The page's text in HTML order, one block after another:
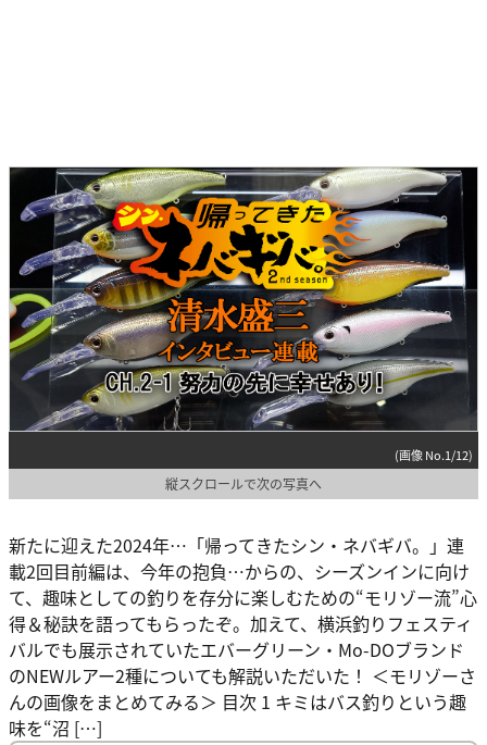
(画像 No.1/12)
縦スクロールで次の写真へ
新たに迎えた2024年…「帰ってきたシン・ネバギバ。」連
載2回目前編は、今年の抱負…からの、シーズンインに向け
て、趣味としての釣りを存分に楽しむための“モリゾー流”心
得＆秘訣を語ってもらったぞ。加えて、横浜釣りフェスティ
バルでも展示されていたエバーグリーン・Mo-DOブランド
のNEWルアー2種についても解説いただいた！ ＜モリゾーさ
んの画像をまとめてみる＞ 目次 1 キミはバス釣りという趣
味を“沼 […]